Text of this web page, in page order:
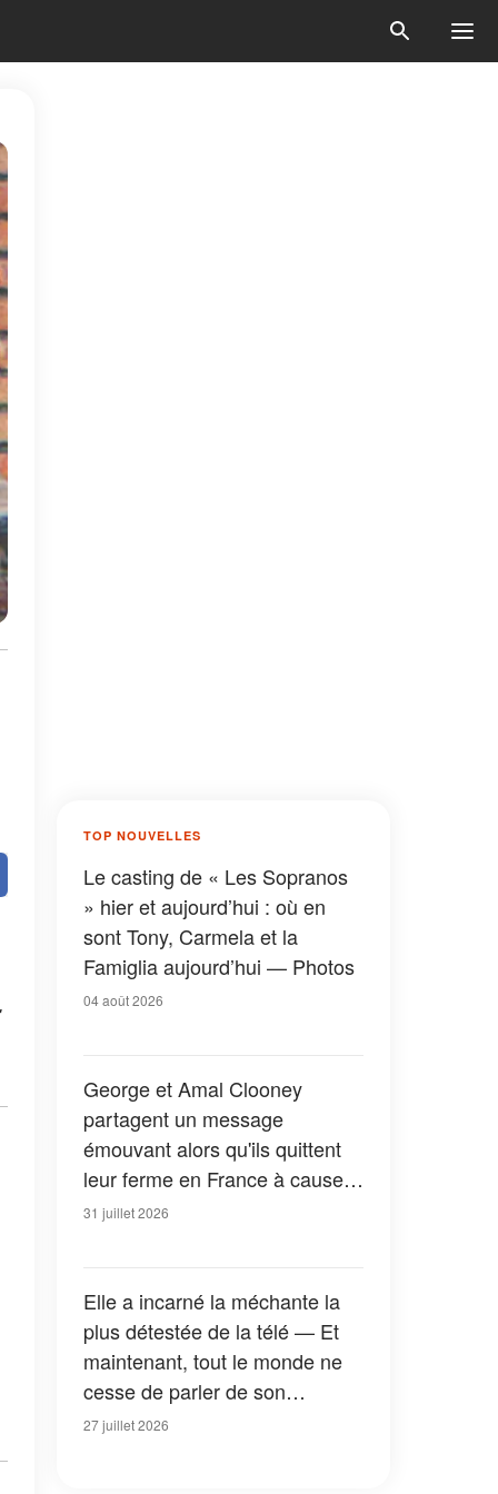
TOP NOUVELLES
Le casting de « Les Sopranos
» hier et aujourd’hui : où en
sont Tony, Carmela et la
Famiglia aujourd’hui — Photos
04 août 2026
George et Amal Clooney
partagent un message
émouvant alors qu'ils quittent
leur ferme en France à cause
des feux de forêt — Tous les
31 juillet 2026
Elle a incarné la méchante la
plus détestée de la télé — Et
maintenant, tout le monde ne
cesse de parler de son
apparition dans la nouvelle
27 juillet 2026